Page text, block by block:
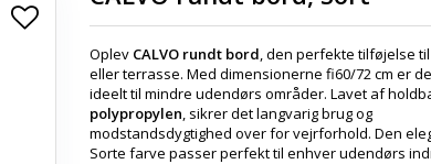
Oplev CALVO rundt bord, den perfekte tilføjelse
eller terrasse. Med dimensionerne fi60/72 cm er
ideelt til mindre udendørs områder. Lavet af
polypropylen, sikrer det langvarig brug og
modstandsdygtighed over for vejrforhold. Den
Sorte farve passer perfekt til enhver udendørs